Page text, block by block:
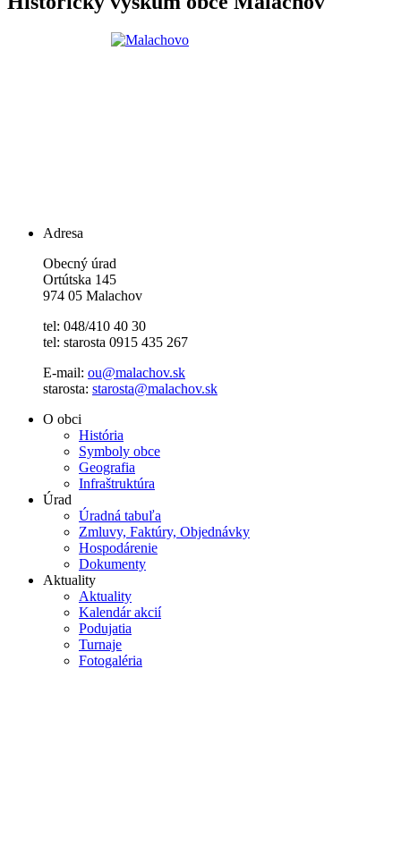
Adresa
Obecný úrad
Ortútska 145
974 05 Malachov
tel: 048/410 40 30
tel: starosta 0915 435 267
E-mail: ou@malachov.sk
starosta: starosta@malachov.sk
O obci
História
Symboly obce
Geografia
Infraštruktúra
Úrad
Úradná tabuľa
Zmluvy, Faktúry, Objednávky
Hospodárenie
Dokumenty
Aktuality
Aktuality
Kalendár akcií
Podujatia
Turnaje
Fotogaléria